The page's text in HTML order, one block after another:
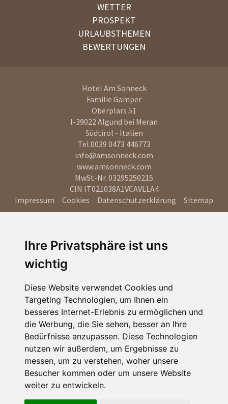
Ihre Privatsphäre ist uns
wichtig
Diese Website verwendet Cookies und
Targeting Technologien, um Ihnen ein
besseres Internet-Erlebnis zu ermöglichen und
die Werbung, die Sie sehen, besser an Ihre
Bedürfnisse anzupassen. Diese Technologien
nutzen wir außerdem, um Ergebnisse zu
messen, um zu verstehen, woher unsere
Besucher kommen oder um unsere Website
weiter zu entwickeln.
WETTER
PROSPEKT
URLAUBSTHEMEN
BEWERTUNGEN
Hotel Am Sonneck
Familie Gamper
Oberplars 51
I-39022 Algund bei Meran
Südtirol - Italien
Tel.0039 0473 446773
info@amsonneck.com
www.amsonneck.com
MwSt-Nr. 03295250215
CIN IT021038A1VCAVLLA4
Impressum
Cookies Datenschutzerklärung Sitemap